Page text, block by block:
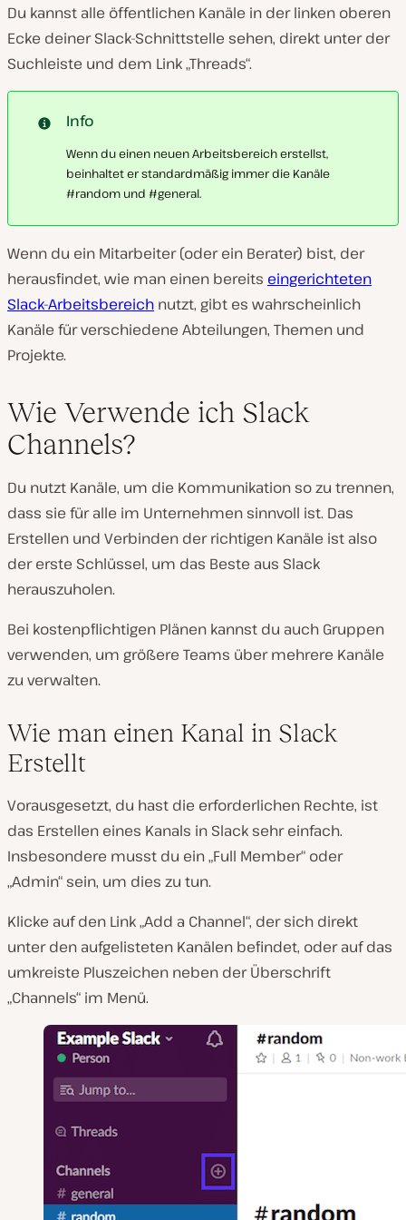
Du kannst alle öffentlichen Kanäle in der linken oberen
Ecke deiner Slack-Schnittstelle sehen, direkt unter der
Suchleiste und dem Link „Threads“.
Info
Wenn du einen neuen Arbeitsbereich erstellst,
beinhaltet er standardmäßig immer die Kanäle
#random und #general.
Wenn du ein Mitarbeiter (oder ein Berater) bist, der
herausfindet, wie man einen bereits eingerichteten
Slack-Arbeitsbereich nutzt, gibt es wahrscheinlich
Kanäle für verschiedene Abteilungen, Themen und
Projekte.
Wie Verwende ich Slack
Channels?
Du nutzt Kanäle, um die Kommunikation so zu trennen,
dass sie für alle im Unternehmen sinnvoll ist. Das
Erstellen und Verbinden der richtigen Kanäle ist also
der erste Schlüssel, um das Beste aus Slack
herauszuholen.
Bei kostenpflichtigen Plänen kannst du auch Gruppen
verwenden, um größere Teams über mehrere Kanäle
zu verwalten.
Wie man einen Kanal in Slack
Erstellt
Vorausgesetzt, du hast die erforderlichen Rechte, ist
das Erstellen eines Kanals in Slack sehr einfach.
Insbesondere musst du ein „Full Member“ oder
„Admin“ sein, um dies zu tun.
Klicke auf den Link „Add a Channel“, der sich direkt
unter den aufgelisteten Kanälen befindet, oder auf das
umkreiste Pluszeichen neben der Überschrift
„Channels“ im Menü.